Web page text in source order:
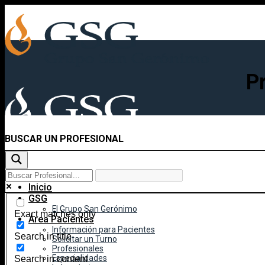
content
Inicio
GSG
El Grupo San Gerónimo
Área Pacientes
Información para Pacientes
Solicitar un Turno
Profesionales
Especialidades
BUSCAR UN PROFESIONAL
Exact matches only
Search in title
Search in content